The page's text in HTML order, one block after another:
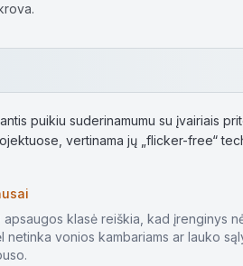
puikiu suderinamumu su įvairiais
vertinama jų „flicker-free“
apsaugos klasė reiškia, kad įrenginys
netinka vonios kambariams ar lauko